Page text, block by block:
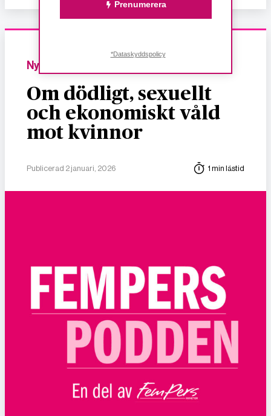
Nyheter
Om dödligt, sexuellt
och ekonomiskt våld
mot kvinnor
Publicerad 2 januari, 2026 1 min lästid
Prenumerera
*Dataskyddspolicy